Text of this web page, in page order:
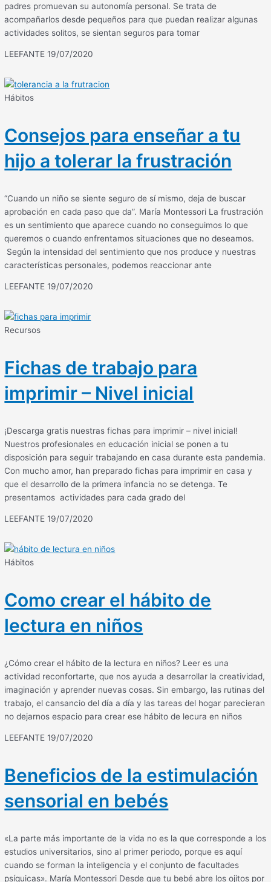
padres promuevan su autonomía personal. Se trata de
acompañarlos desde pequeños para que puedan realizar algunas
actividades solitos, se sientan seguros para tomar
LEEFANTE19/07/2020
Hábitos
Consejos para enseñar a tu
hijo a tolerar la frustración
“Cuando un niño se siente seguro de sí mismo, deja de buscar
aprobación en cada paso que da”. María Montessori La frustración
es un sentimiento que aparece cuando no conseguimos lo que
queremos o cuando enfrentamos situaciones que no deseamos.
Según la intensidad del sentimiento que nos produce y nuestras
características personales, podemos reaccionar ante
LEEFANTE19/07/2020
Recursos
Fichas de trabajo para
imprimir – Nivel inicial
¡Descarga gratis nuestras fichas para imprimir – nivel inicial!
Nuestros profesionales en educación inicial se ponen a tu
disposición para seguir trabajando en casa durante esta pandemia.
Con mucho amor, han preparado fichas para imprimir en casa y
que el desarrollo de la primera infancia no se detenga. Te
presentamos actividades para cada grado del
LEEFANTE19/07/2020
Hábitos
Como crear el hábito de
lectura en niños
¿Cómo crear el hábito de la lectura en niños? Leer es una
actividad reconfortarte, que nos ayuda a desarrollar la creatividad,
imaginación y aprender nuevas cosas. Sin embargo, las rutinas del
trabajo, el cansancio del día a día y las tareas del hogar parecieran
no dejarnos espacio para crear ese hábito de lecura en niños
LEEFANTE19/07/2020
Beneficios de la estimulación
sensorial en bebés
«La parte más importante de la vida no es la que corresponde a los
estudios universitarios, sino al primer periodo, porque es aquí
cuando se forman la inteligencia y el conjunto de facultades
psíquicas». María Montessori Desde que tu bebé abre los ojitos por